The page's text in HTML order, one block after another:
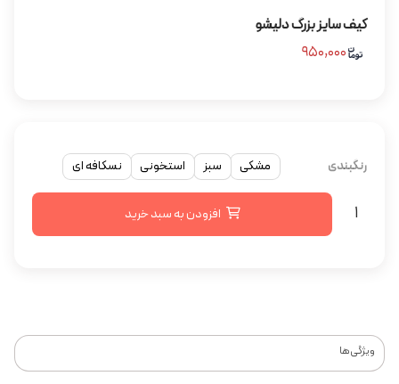
کیف سایز بزرگ دلیشو
رنگبندی مشکی سبز استخونی نسکافه ای
افزودن به سبد خرید
ویژگی‌ها